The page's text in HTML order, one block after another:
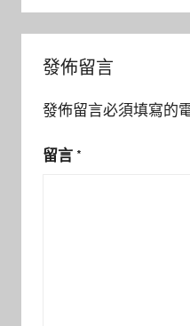
發佈留言
發佈留言必須填寫的
留言 *